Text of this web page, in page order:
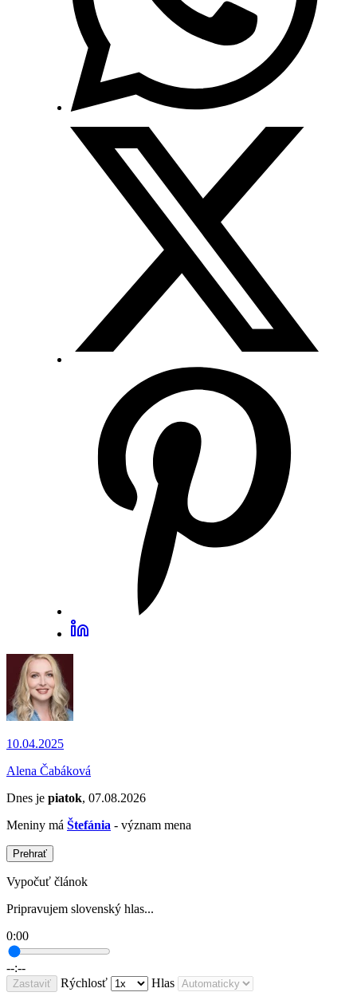
10.04.2025
Alena Čabáková
Dnes je piatok, 07.08.2026
Meniny má Štefánia - význam mena
Prehrať
Vypočuť článok
Pripravujem slovenský hlas...
0:00
--:--
Zastaviť Rýchlosť Hlas